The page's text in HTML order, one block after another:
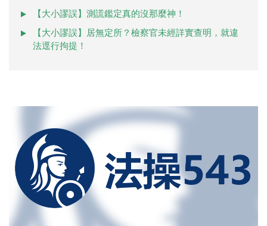
【大小謬誤】測謊鑑定真的沒那麼神！
【大小謬誤】居無定所？檢察官未經詳實查明，就違
法逕行拘提！